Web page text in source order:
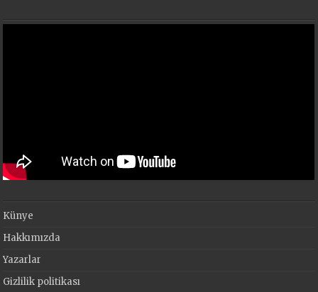
Künye
Hakkımızda
Yazarlar
Gizlilik politikası